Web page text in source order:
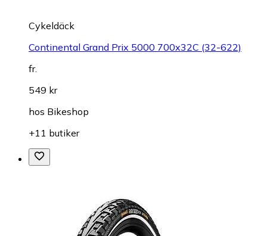
Cykeldäck
Continental Grand Prix 5000 700x32C (32-622)
fr.
549 kr
hos Bikeshop
+11 butiker